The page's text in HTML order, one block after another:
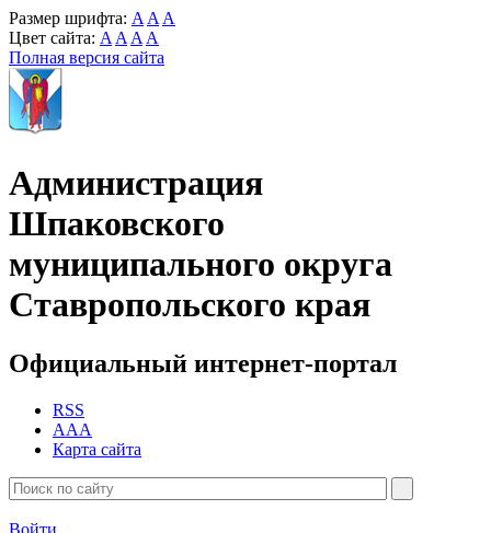
Размер шрифта: A A A
Цвет сайта: A A A A
Полная версия сайта
Администрация
Шпаковского
муниципального округа
Ставропольского края
Официальный интернет-портал
RSS
AAA
Карта сайта
Войти